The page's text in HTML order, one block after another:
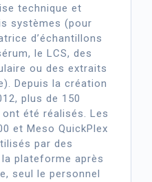
technique et
systèmes (pour
d’échantillons
le LCS, des
ou des extraits
Depuis la création
plus de 150
été réalisés. Les
et Meso QuickPlex
par des
plateforme après
seul le personnel